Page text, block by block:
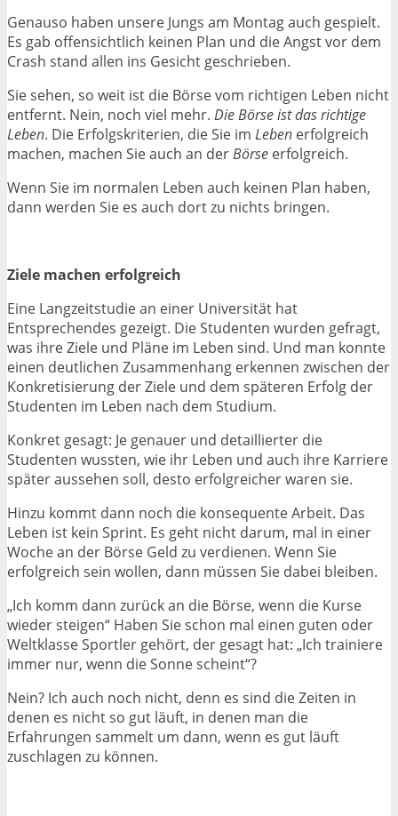
Genauso haben unsere Jungs am Montag auch gespielt.
Es gab offensichtlich keinen Plan und die Angst vor dem
Crash stand allen ins Gesicht geschrieben.
Sie sehen, so weit ist die Börse vom richtigen Leben nicht
entfernt. Nein, noch viel mehr. Die Börse ist das richtige
Leben. Die Erfolgskriterien, die Sie im Leben erfolgreich
machen, machen Sie auch an derBörse erfolgreich.
Wenn Sie im normalen Leben auch keinen Plan haben,
dann werden Sie es auch dort zu nichts bringen.
Ziele machen erfolgreich
Eine Langzeitstudie an einer Universität hat
Entsprechendes gezeigt. Die Studenten wurden gefragt,
was ihre Ziele und Pläne im Leben sind. Und man konnte
einen deutlichen Zusammenhang erkennen zwischen der
Konkretisierung der Ziele und dem späteren Erfolg der
Studenten im Leben nach dem Studium.
Konkret gesagt: Je genauer und detaillierter die
Studenten wussten, wie ihr Leben und auch ihre Karriere
später aussehen soll, desto erfolgreicher waren sie.
Hinzu kommt dann noch die konsequente Arbeit. Das
Leben ist kein Sprint. Es geht nicht darum, mal in einer
Woche an der Börse Geld zu verdienen. Wenn Sie
erfolgreich sein wollen, dann müssen Sie dabei bleiben.
„Ich komm dann zurück an die Börse, wenn die Kurse
wieder steigen“ Haben Sie schon mal einen guten oder
Weltklasse Sportler gehört, der gesagt hat: „Ich trainiere
immer nur, wenn die Sonne scheint“?
Nein? Ich auch noch nicht, denn es sind die Zeiten in
denen es nicht so gut läuft, in denen man die
Erfahrungen sammelt um dann, wenn es gut läuft
zuschlagen zu können.